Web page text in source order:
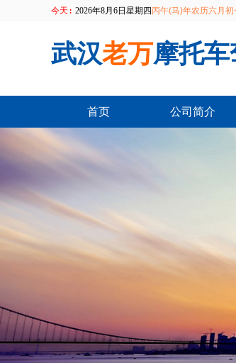
今天: 2026年8月6日星期四丙午(马)年农历六月初
武汉老万摩托车
首页 公司简介